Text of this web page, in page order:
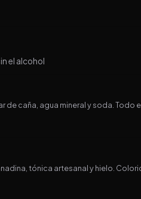
el alcohol
de caña, agua mineral y soda. Todo
tónica artesanal y hielo.